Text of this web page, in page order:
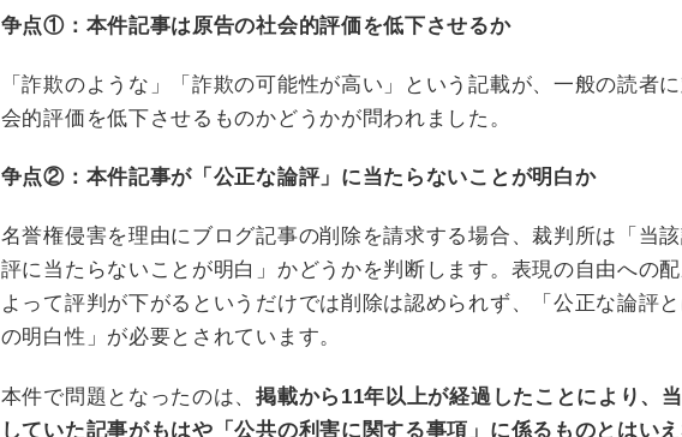
争点①：本件記事は原告の社会的評価を低下させるか
「詐欺のような」「詐欺の可能性が高い」という記載が、一般の読者
会的評価を低下させるものかどうかが問われました。
争点②：本件記事が「公正な論評」に当たらないことが明白か
名誉権侵害を理由にブログ記事の削除を請求する場合、裁判所は「当
評に当たらないことが明白」かどうかを判断します。表現の自由への
よって評判が下がるというだけでは削除は認められず、「公正な論評
の明白性」が必要とされています。
本件で問題となったのは、掲載から11年以上が経過したことにより、
していた記事がもはや「公共の利害に関する事項」に係るものとはい